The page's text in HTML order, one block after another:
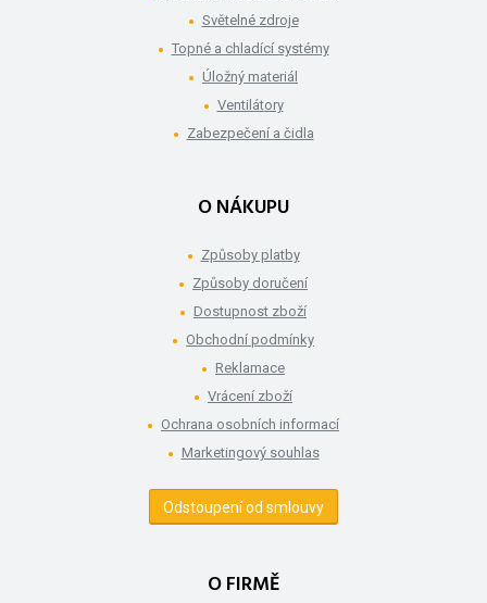
Světelné zdroje
Topné a chladící systémy
Úložný materiál
Ventilátory
Zabezpečení a čidla
O NÁKUPU
Způsoby platby
Způsoby doručení
Dostupnost zboží
Obchodní podmínky
Reklamace
Vrácení zboží
Ochrana osobních informací
Marketingový souhlas
Odstoupení od smlouvy
O FIRMĚ